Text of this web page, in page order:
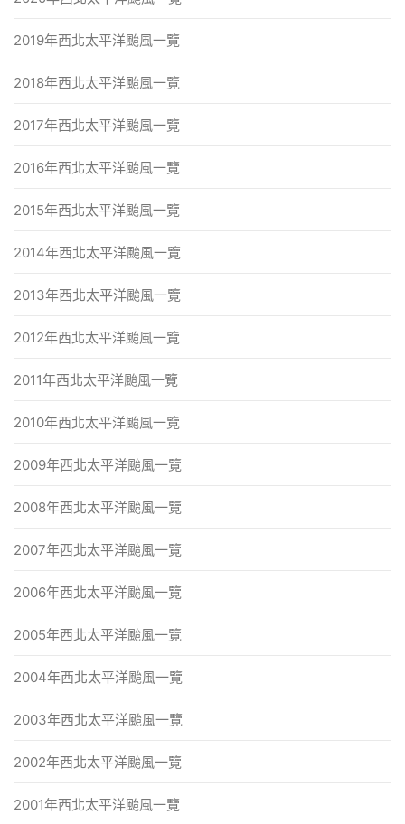
2019年西北太平洋颱風一覽
2018年西北太平洋颱風一覽
2017年西北太平洋颱風一覽
2016年西北太平洋颱風一覽
2015年西北太平洋颱風一覽
2014年西北太平洋颱風一覽
2013年西北太平洋颱風一覽
2012年西北太平洋颱風一覽
2011年西北太平洋颱風一覽
2010年西北太平洋颱風一覽
2009年西北太平洋颱風一覽
2008年西北太平洋颱風一覽
2007年西北太平洋颱風一覽
2006年西北太平洋颱風一覽
2005年西北太平洋颱風一覽
2004年西北太平洋颱風一覽
2003年西北太平洋颱風一覽
2002年西北太平洋颱風一覽
2001年西北太平洋颱風一覽